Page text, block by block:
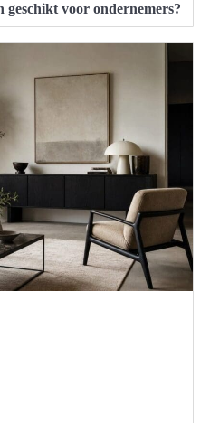
geschikt voor ondernemers?